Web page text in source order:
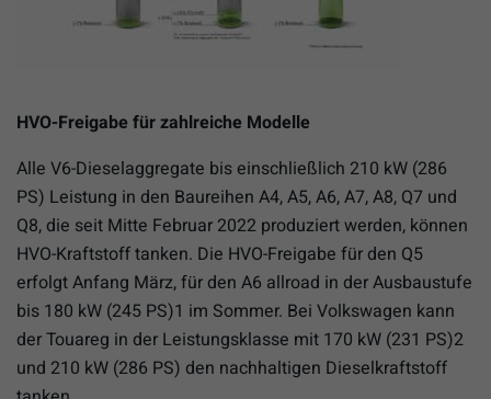
HVO-Freigabe für zahlreiche Modelle
Alle V6-Dieselaggregate bis einschließlich 210 kW (286
PS) Leistung in den Baureihen A4, A5, A6, A7, A8, Q7 und
Q8, die seit Mitte Februar 2022 produziert werden, können
HVO-Kraftstoff tanken. Die HVO-Freigabe für den Q5
erfolgt Anfang März, für den A6 allroad in der Ausbaustufe
bis 180 kW (245 PS)1 im Sommer. Bei Volkswagen kann
der Touareg in der Leistungsklasse mit 170 kW (231 PS)2
und 210 kW (286 PS) den nachhaltigen Dieselkraftstoff